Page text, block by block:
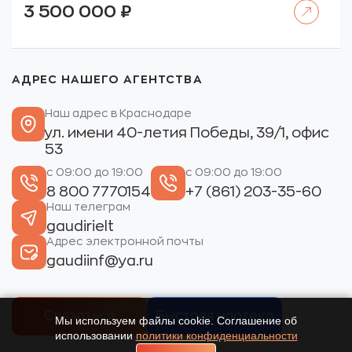
3 500 000 ₽
АДРЕС НАШЕГО АГЕНТСТВА
Наш адрес в Краснодаре
ул. имени 40-летия Победы, 39/1, офис
53
с 09:00 до 19:00
8 800 7770154
с 09:00 до 19:00
+7 (861) 203-35-60
Наш телеграм
gaudirielt
Адрес электронной почты
gaudiinf@ya.ru
Связаться Быстрая ипотека
Мы используем файлы cookie. Соглашение об
использовании политики конфиденциальности